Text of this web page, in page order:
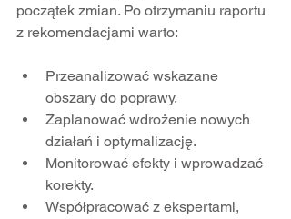
początek zmian. Po otrzymaniu raportu
z rekomendacjami warto:
Przeanalizować wskazane
obszary do poprawy.
Zaplanować wdrożenie nowych
działań i optymalizację.
Monitorować efekty i wprowadzać
korekty.
Współpracować z ekspertami,